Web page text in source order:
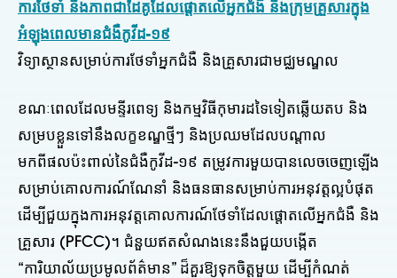
ការថែទាំ និងភាពជាដៃគូដែលផ្តោតលើអ្នកជំងឺ និងក្រុមគ្រួសារក្នុង
អំឡុងពេលមានជំងឺកូវីដ-១៩
វិទ្យាស្ថានសម្រាប់ការថែទាំអ្នកជំងឺ និងគ្រួសារជាមជ្ឈមណ្ឌល
ខណៈពេលដែលមន្ទីរពេទ្យ និងកម្មវិធីកុមារដទៃទៀតឆ្លើយតប និង
សម្របខ្លួនទៅនឹងលក្ខខណ្ឌថ្មីៗ និងប្រឈមដែលបណ្តាល
មកពីផលប៉ះពាល់នៃជំងឺកូវីដ-១៩ តម្រូវការមួយបានលេចចេញឡើង
សម្រាប់គោលការណ៍ណែនាំ និងធនធានសម្រាប់ការអនុវត្តល្អបំផុត
ដើម្បីជួយក្នុងការអនុវត្តគោលការណ៍ថែទាំដែលផ្តោតលើអ្នកជំងឺ និង
គ្រួសារ (PFCC)។ ជំនួយឥតសំណងនេះនឹងជួយបង្កើត
“ការិយាល័យប្រមូលព័ត៌មាន” ដ៏គួរឱ្យទុកចិត្តមួយ ដើម្បីកំណត់